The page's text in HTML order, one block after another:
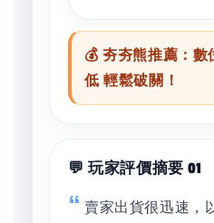
💰 夯夯熊推薦：數
低 輕鬆破關！
💬 玩家評價摘要 01
賣家出貨很迅速，